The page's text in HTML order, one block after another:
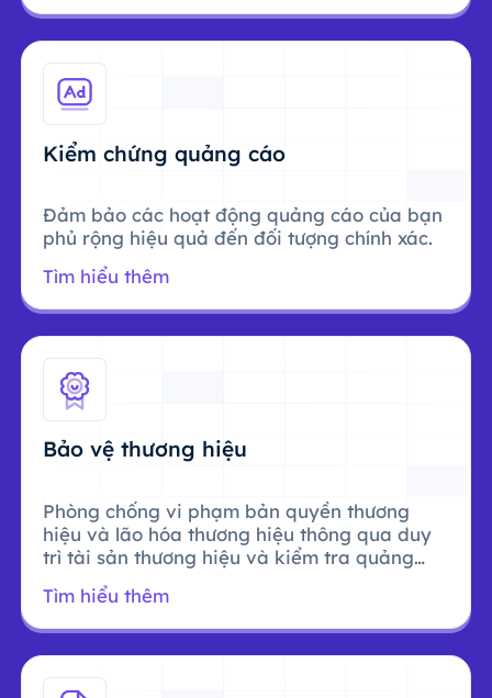
Kiểm chứng quảng cáo
Đảm bảo các hoạt động quảng cáo của bạn
phủ rộng hiệu quả đến đối tượng chính xác.
Tìm hiểu thêm
Bảo vệ thương hiệu
Phòng chống vi phạm bản quyền thương
hiệu và lão hóa thương hiệu thông qua duy
trì tài sản thương hiệu và kiểm tra quảng
Tìm hiểu thêm